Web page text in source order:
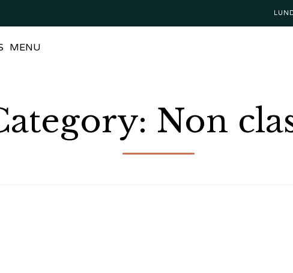
MENU
Non